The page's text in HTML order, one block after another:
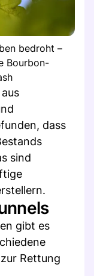
bedroht –
Bourbon-
dass
sind
gibt es
Rettung